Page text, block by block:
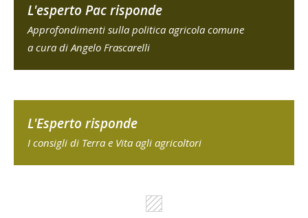
L'esperto Pac risponde
Approfondimenti sulla politica agricola comune
a cura di Angelo Frascarelli
L'Esperto risponde
I consigli di Terra e Vita agli agricoltori